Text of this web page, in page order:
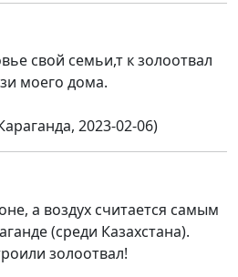
свой семьи,т к золоотвал
моего дома.
2023-02-06)
а воздух считается самым
(среди Казахстана).
золоотвал!